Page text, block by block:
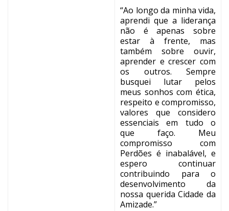
“Ao longo da minha vida,
aprendi que a liderança
não é apenas sobre
estar à frente, mas
também sobre ouvir,
aprender e crescer com
os outros. Sempre
busquei lutar pelos
meus sonhos com ética,
respeito e compromisso,
valores que considero
essenciais em tudo o
que faço. Meu
compromisso com
Perdões é inabalável, e
espero continuar
contribuindo para o
desenvolvimento da
nossa querida Cidade da
Amizade.”